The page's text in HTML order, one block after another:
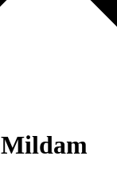
Mildam